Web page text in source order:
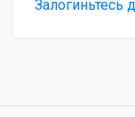
Залогиньтесь